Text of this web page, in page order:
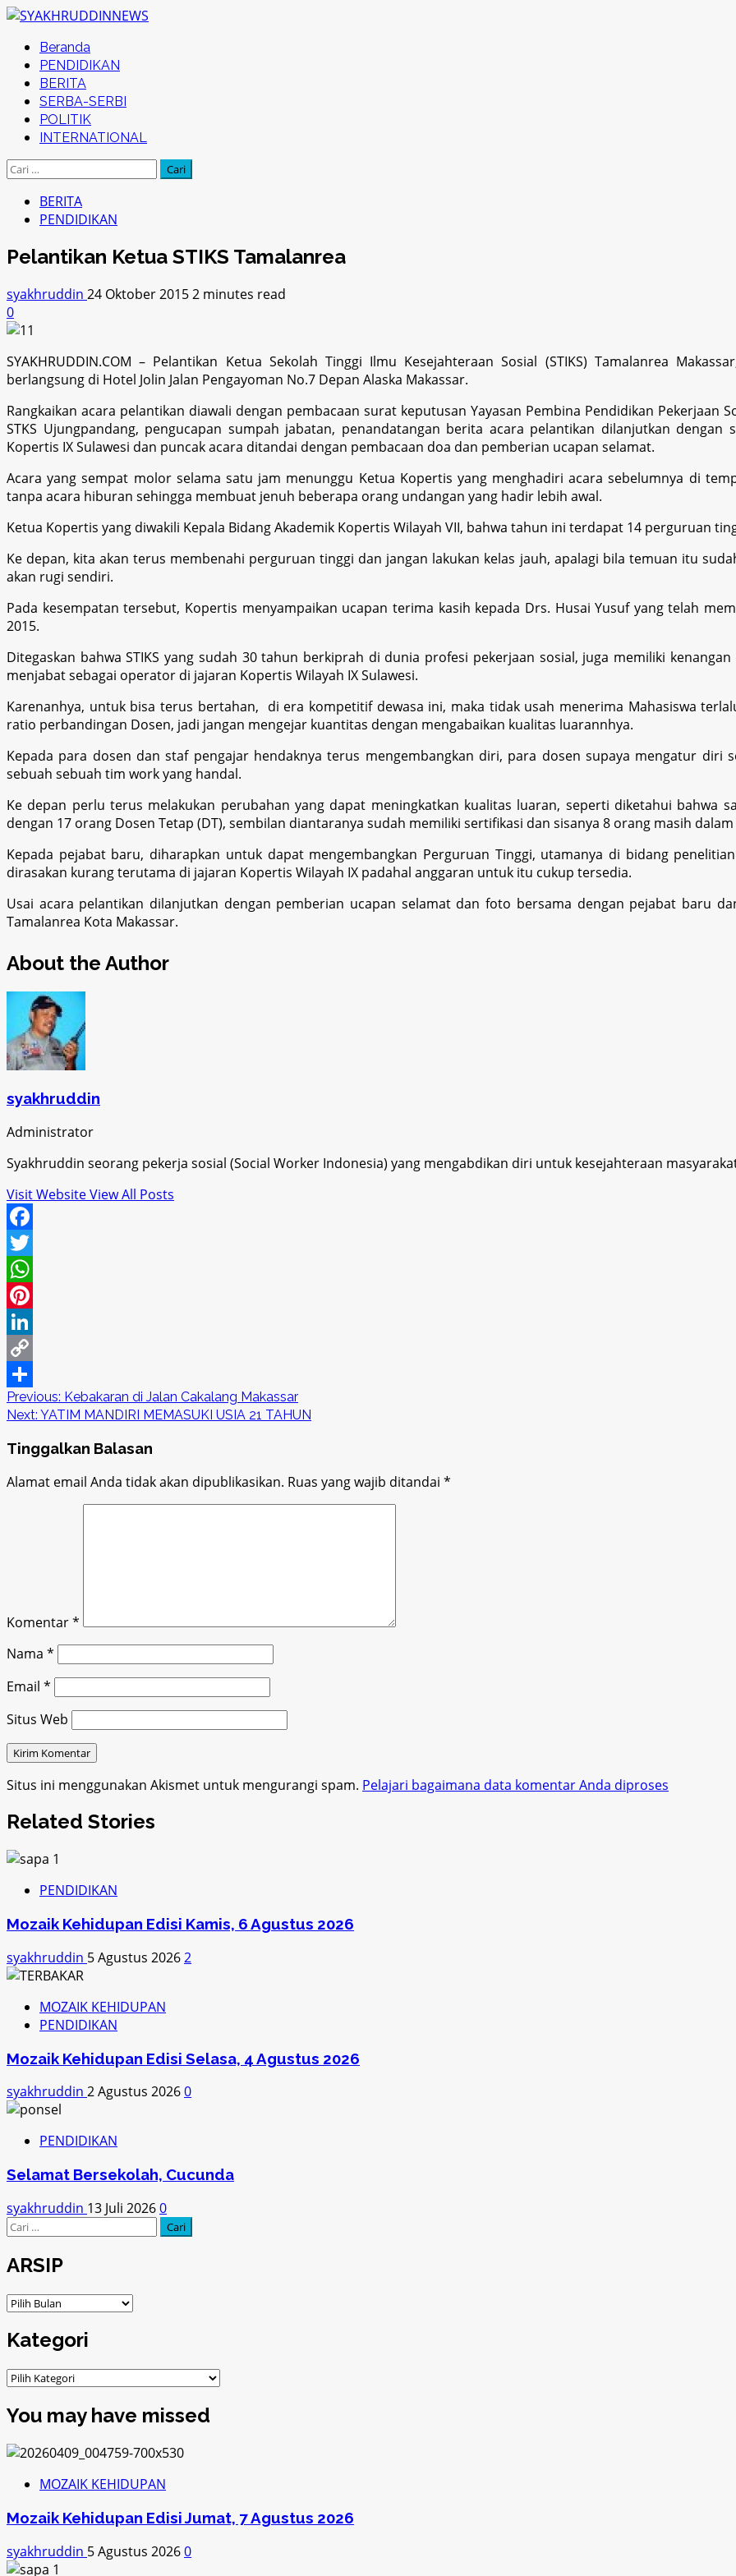
Skip
content
Primary
Menu
Beranda
PENDIDIKAN
BERITA
SERBA-SERBI
POLITIK
INTERNATIONAL
Cari
BERITA
PENDIDIKAN
Pelantikan Ketua STIKS Tamalanrea
syakhruddin 24 Oktober 20152 minutes read
0
SYAKHRUDDIN.COM – Pelantikan Ketua Sekolah Tinggi Ilmu Kesejahteraan Sosial (STIKS) Tamalanrea
berlangsung di Hotel Jolin Jalan Pengayoman No.7 Depan Alaska Makassar.
Rangkaikan acara pelantikan diawali dengan pembacaan surat keputusan Yayasan Pembina Pendidikan Pekerjaan
STKS Ujungpandang, pengucapan sumpah jabatan, penandatangan berita acara pelantikan dilanjutkan dengan
Kopertis IX Sulawesi dan puncak acara ditandai dengan pembacaan doa dan pemberian ucapan selamat.
Acara yang sempat molor selama satu jam menunggu Ketua Kopertis yang menghadiri acara sebelumnya di
tanpa acara hiburan sehingga membuat jenuh beberapa orang undangan yang hadir lebih awal.
Ketua Kopertis yang diwakili Kepala Bidang Akademik Kopertis Wilayah VII, bahwa tahun ini terdapat 14 perguruan
Ke depan, kita akan terus membenahi perguruan tinggi dan jangan lakukan kelas jauh, apalagi bila temuan itu
akan rugi sendiri.
Pada kesempatan tersebut, Kopertis menyampaikan ucapan terima kasih kepada Drs. Husai Yusuf yang telah
2015.
Ditegaskan bahwa STIKS yang sudah 30 tahun berkiprah di dunia profesi pekerjaan sosial, juga memiliki
menjabat sebagai operator di jajaran Kopertis Wilayah IX Sulawesi.
Karenanhya, untuk bisa terus bertahan, di era kompetitif dewasa ini, maka tidak usah menerima Mahasiswa
ratio perbandingan Dosen, jadi jangan mengejar kuantitas dengan mengabaikan kualitas luarannhya.
Kepada para dosen dan staf pengajar hendaknya terus mengembangkan diri, para dosen supaya mengatur diri
sebuah sebuah tim work yang handal.
Ke depan perlu terus melakukan perubahan yang dapat meningkatkan kualitas luaran, seperti diketahui bahwa
dengan 17 orang Dosen Tetap (DT), sembilan diantaranya sudah memiliki sertifikasi dan sisanya 8 orang masih
Kepada pejabat baru, diharapkan untuk dapat mengembangkan Perguruan Tinggi, utamanya di bidang
dirasakan kurang terutama di jajaran Kopertis Wilayah IX padahal anggaran untuk itu cukup tersedia.
Usai acara pelantikan dilanjutkan dengan pemberian ucapan selamat dan foto bersama dengan pejabat baru
Tamalanrea Kota Makassar.
About the Author
syakhruddin
Administrator
Syakhruddin seorang pekerja sosial (Social Worker Indonesia) yang mengabdikan diri untuk kesejahteraan
Visit WebsiteView All Posts
Facebook
Twitter
WhatsApp
Pinterest
LinkedIn
Copy
Link
Share
Post
navigation
Previous: Kebakaran di Jalan Cakalang Makassar
Next: YATIM MANDIRI MEMASUKI USIA 21 TAHUN
Tinggalkan Balasan
Alamat email Anda tidak akan dipublikasikan. Ruas yang wajib ditandai *
Komentar*
Nama *
Email *
Situs Web
Situs ini menggunakan Akismet untuk mengurangi spam. Pelajari bagaimana data komentar Anda diproses
Related Stories
PENDIDIKAN
Mozaik Kehidupan Edisi Kamis, 6 Agustus 2026
syakhruddin 5 Agustus 20262
MOZAIK KEHIDUPAN
PENDIDIKAN
Mozaik Kehidupan Edisi Selasa, 4 Agustus 2026
syakhruddin 2 Agustus 20260
PENDIDIKAN
Selamat Bersekolah, Cucunda
syakhruddin 13 Juli 20260
Cari
untuk:
ARSIP
ARSIP
Kategori
Kategori
You may have missed
MOZAIK KEHIDUPAN
Mozaik Kehidupan Edisi Jumat, 7 Agustus 2026
syakhruddin 5 Agustus 20260